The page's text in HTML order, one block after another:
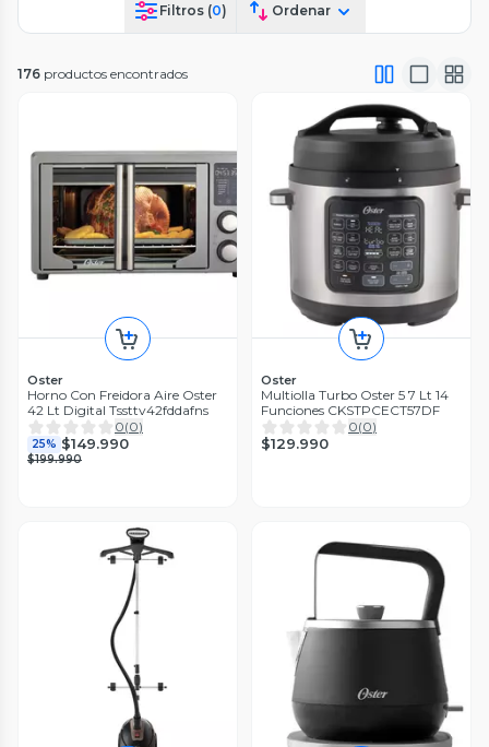
Filtros (0) Ordenar
176 productos encontrados
Oster
Horno Con Freidora Aire Oster
42 Lt Digital Tssttv42fddafns
0(0)
25% $149.990
$199.990
Oster
Multiolla Turbo Oster 5 7 Lt 14
Funciones CKSTPCECT57DF
0(0)
$129.990